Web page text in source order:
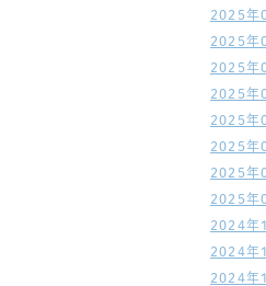
2025年
2025年
2025年
2025年
2025年
2025年
2025年
2025年
2024年
2024年
2024年